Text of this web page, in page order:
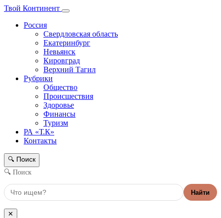
Твой Континент
Россия
Свердловская область
Екатеринбург
Невьянск
Кировград
Верхний Тагил
Рубрики
Общество
Происшествия
Здоровье
Финансы
Туризм
РА «Т.К»
Контакты
🔍 Поиск
🔍 Поиск
Найти
✕